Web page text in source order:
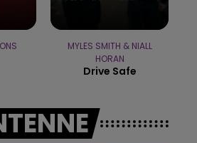
MYLES SMITH & NIALL
HORAN
Drive Safe